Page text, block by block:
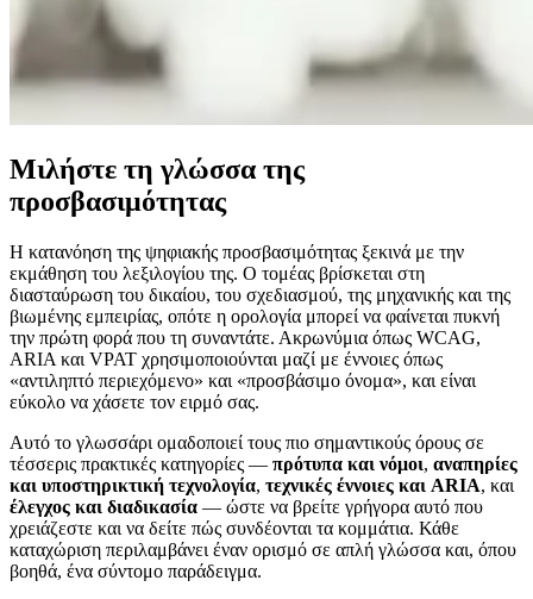
Μιλήστε τη γλώσσα της
προσβασιμότητας
Η κατανόηση της ψηφιακής προσβασιμότητας ξεκινά με την
εκμάθηση του λεξιλογίου της. Ο τομέας βρίσκεται στη
διασταύρωση του δικαίου, του σχεδιασμού, της μηχανικής και της
βιωμένης εμπειρίας, οπότε η ορολογία μπορεί να φαίνεται πυκνή
την πρώτη φορά που τη συναντάτε. Ακρωνύμια όπως WCAG,
ARIA και VPAT χρησιμοποιούνται μαζί με έννοιες όπως
«αντιληπτό περιεχόμενο» και «προσβάσιμο όνομα», και είναι
εύκολο να χάσετε τον ειρμό σας.
Αυτό το γλωσσάρι ομαδοποιεί τους πιο σημαντικούς όρους σε
τέσσερις πρακτικές κατηγορίες — πρότυπα και νόμοι, αναπηρίες
και υποστηρικτική τεχνολογία, τεχνικές έννοιες και ARIA, και
έλεγχος και διαδικασία — ώστε να βρείτε γρήγορα αυτό που
χρειάζεστε και να δείτε πώς συνδέονται τα κομμάτια. Κάθε
καταχώριση περιλαμβάνει έναν ορισμό σε απλή γλώσσα και, όπου
βοηθά, ένα σύντομο παράδειγμα.